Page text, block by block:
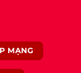
MẠNG